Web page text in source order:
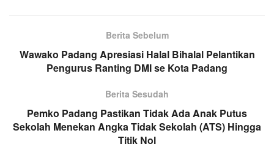
Berita Sebelum
Wawako Padang Apresiasi Halal Bihalal Pelantikan
Pengurus Ranting DMI se Kota Padang
Berita Sesudah
Pemko Padang Pastikan Tidak Ada Anak Putus
Sekolah Menekan Angka Tidak Sekolah (ATS) Hingga
Titik Nol